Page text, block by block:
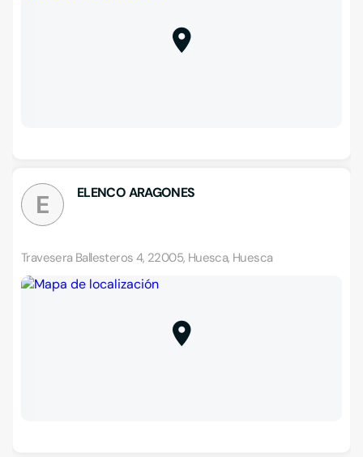
E ELENCO ARAGONES
Travesera Ballesteros 4, 22005, Huesca, Huesca